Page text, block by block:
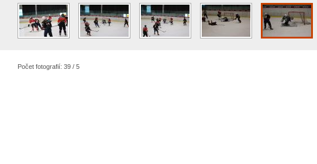
Počet fotografií: 39 / 5